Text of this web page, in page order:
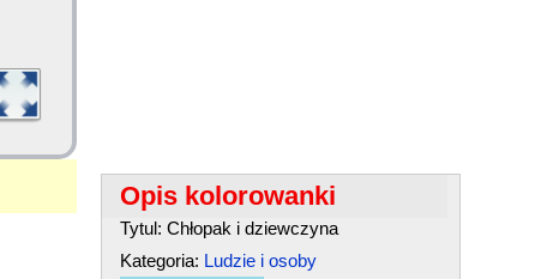
Opis kolorowanki
Tytul: Chłopak i dziewczyna
Kategoria: Ludzie i osoby